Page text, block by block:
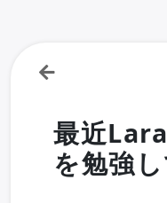
最近
を勉強